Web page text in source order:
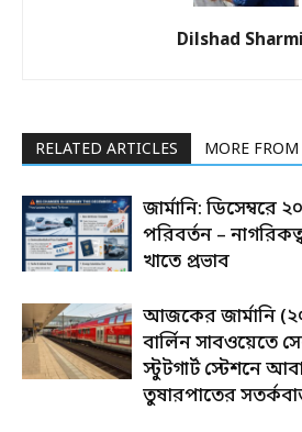
Dilshad
RELATED ARTICLES MORE
জার্মানি:
পরিবর্তন –
খাতে প্রভাব
আজকের জার্মানি
বার্লিন সাবওয়েতে
স্টুটগার্ট স্টেশনে
তুষারপাতের